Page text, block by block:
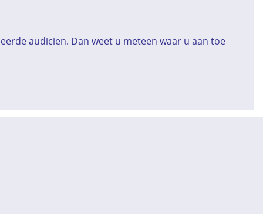
audicien. Dan weet u meteen waar u aan toe